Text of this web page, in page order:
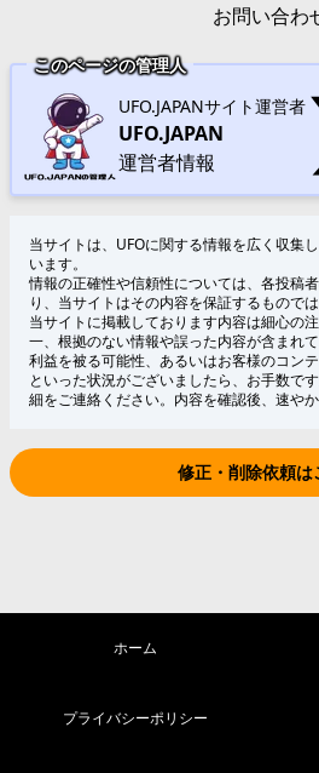
お問い合わ
このページの管理人
UFO.JAPANサイト運営者
UFO.JAPAN
運営者情報
当サイトは、UFOに関する情報を広く収集
います。
情報の正確性や信頼性については、各投稿
り、当サイトはその内容を保証するものでは
当サイトに掲載しております内容は細心の
一、根拠のない情報や誤った内容が含まれ
利益を被る可能性、あるいはお客様のコン
といった状況がございましたら、お手数で
細をご連絡ください。内容を確認後、速や
修正・削除依頼は
ホーム
プライバシーポリシー